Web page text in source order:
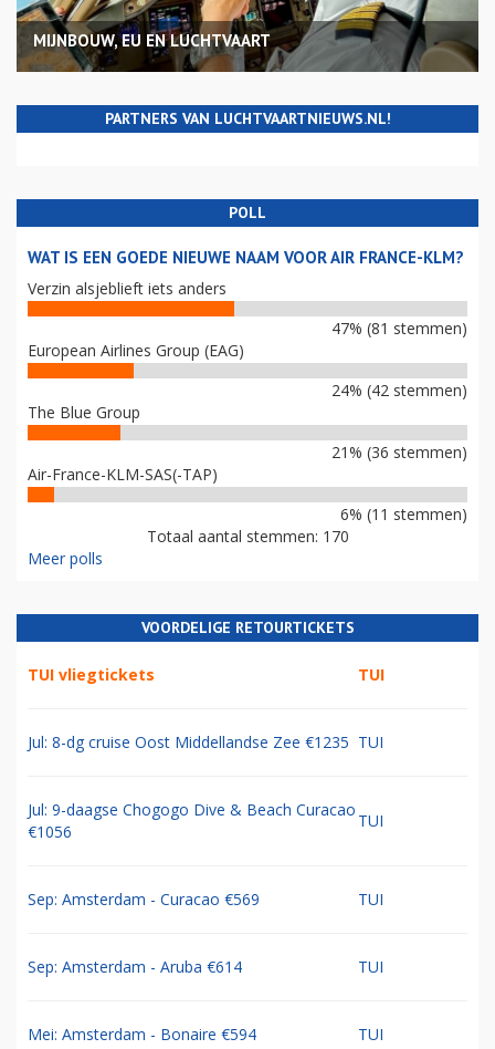
MIJNBOUW, EU EN LUCHTVAART
PARTNERS VAN LUCHTVAARTNIEUWS.NL!
POLL
WAT IS EEN GOEDE NIEUWE NAAM VOOR AIR FRANCE-KLM?
Verzin alsjeblieft iets anders
47% (81 stemmen)
European Airlines Group (EAG)
24% (42 stemmen)
The Blue Group
21% (36 stemmen)
Air-France-KLM-SAS(-TAP)
6% (11 stemmen)
Totaal aantal stemmen: 170
Meer polls
VOORDELIGE RETOURTICKETS
TUI vliegtickets TUI
Jul: 8-dg cruise Oost Middellandse Zee €1235 TUI
Jul: 9-daagse Chogogo Dive & Beach Curacao
€1056
TUI
Sep: Amsterdam - Curacao €569 TUI
Sep: Amsterdam - Aruba €614 TUI
Mei: Amsterdam - Bonaire €594 TUI